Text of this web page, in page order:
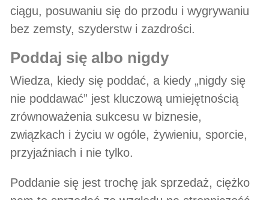
ciągu, posuwaniu się do przodu i wygrywaniu
bez zemsty, szyderstw i zazdrości.
poddaj się albo nigdy
Wiedza, kiedy się poddać, a kiedy „nigdy się
nie poddawać” jest kluczową umiejętnością
zrównoważenia sukcesu w biznesie,
związkach i życiu w ogóle, żywieniu, sporcie,
przyjaźniach i nie tylko.
Poddanie się jest trochę jak sprzedaż, ciężko